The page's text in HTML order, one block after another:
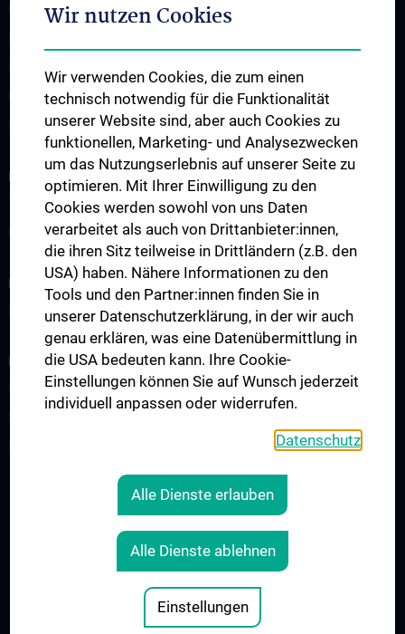
Flagship-Projekt
Newsletter
Kontakt
INFORMATIONEN FÜR PATIENT:INNEN
Terminvereinbarung / Zweitmeinung
Unterstützungsangebote
KLINISCHER BEREICH
Interdisziplinäre Veranstaltungen / Boards
FORSCHUNG
Expert:innen-Videos
COOKIE-EINSTELLUNGEN
© 2026 Medizinische Universität Wien
Wir nutzen Cookies
Wir verwenden Cookies, die zum einen
technisch notwendig für die Funktionalität
unserer Website sind, aber auch Cookies zu
funktionellen, Marketing- und Analysezwecken
um das Nutzungserlebnis auf unserer Seite zu
optimieren. Mit Ihrer Einwilligung zu den
Cookies werden sowohl von uns Daten
verarbeitet als auch von Drittanbieter:innen,
die ihren Sitz teilweise in Drittländern (z.B. den
USA) haben. Nähere Informationen zu den
Tools und den Partner:innen finden Sie in
unserer Datenschutzerklärung, in der wir auch
genau erklären, was eine Datenübermittlung in
die USA bedeuten kann. Ihre Cookie-
Einstellungen können Sie auf Wunsch jederzeit
individuell anpassen oder widerrufen.
Datenschutz
Alle Dienste erlauben
Alle Dienste ablehnen
Einstellungen